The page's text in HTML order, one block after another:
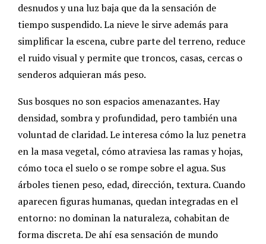
desnudos y una luz baja que da la sensación de
tiempo suspendido. La nieve le sirve además para
simplificar la escena, cubre parte del terreno, reduce
el ruido visual y permite que troncos, casas, cercas o
senderos adquieran más peso.
Sus bosques no son espacios amenazantes. Hay
densidad, sombra y profundidad, pero también una
voluntad de claridad. Le interesa cómo la luz penetra
en la masa vegetal, cómo atraviesa las ramas y hojas,
cómo toca el suelo o se rompe sobre el agua. Sus
árboles tienen peso, edad, dirección, textura. Cuando
aparecen figuras humanas, quedan integradas en el
entorno: no dominan la naturaleza, cohabitan de
forma discreta. De ahí esa sensación de mundo